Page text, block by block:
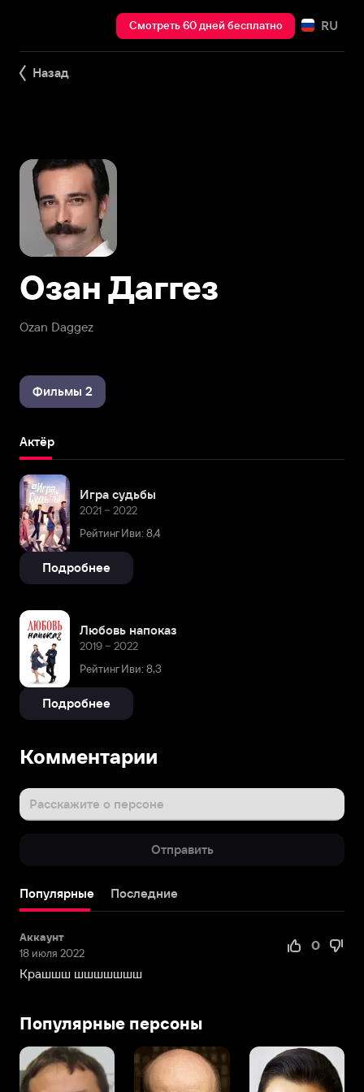
Смотреть 60 дней бесплатно RU
Назад
Ozan Daggez
Озан Даггез
Фильмы 2
Актёр
Игра судьбы
2021 – 2022
Рейтинг Иви: 8,4
Подробнее
Любовь напоказ
2019 – 2022
Рейтинг Иви: 8,3
Подробнее
Комментарии
Расскажите о персоне
Отправить
Популярные Последние
Аккаунт
18 июля 2022
0
Крашшш шшшшшшш
Популярные персоны